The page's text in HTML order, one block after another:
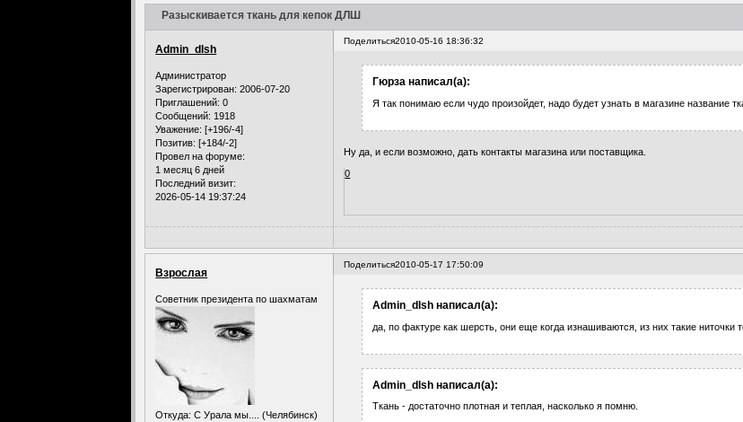
Разыскивается ткань для кепок ДЛШ
Поделиться2010-05-16 18:36:32
Admin_dlsh
Администратор
Зарегистрирован: 2006-07-20
Приглашений: 0
Сообщений: 1918
Уважение: [+196/-4]
Позитив: [+184/-2]
Провел на форуме:
1 месяц 6 дней
Последний визит:
2026-05-14 19:37:24
Гюрза написал(а):
Я так понимаю если чудо произойдет, надо будет узнать в магазине название
Ну да, и если возможно, дать контакты магазина или поставщика.
0
Поделиться2010-05-17 17:50:09
Взрослая
Советник президента по шахматам
Откуда: С Урала мы.... (Челябинск)
Admin_dlsh написал(а):
да, по фактуре как шерсть, они еще когда изнашиваются, из них такие ниточки
Admin_dlsh написал(а):
Ткань - достаточно плотная и теплая, насколько я помню.